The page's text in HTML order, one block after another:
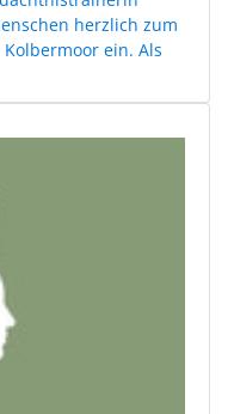
herzlich zum
ein. Als